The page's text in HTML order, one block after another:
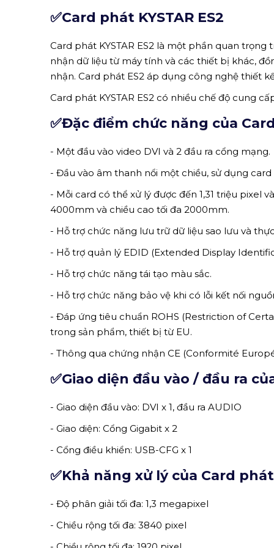
✅Card phát KYSTAR ES2
Card phát KYSTAR ES2 là một phần quan
nhận dữ liệu từ máy tính và các thiết bị khác,
nhận. Card phát ES2 áp dụng công nghệ thiết
Card phát KYSTAR ES2 có nhiều chế độ cung
✅Đặc điểm chức năng của
- Một đầu vào video DVI và 2 đầu ra cổng mạng.
- Đầu vào âm thanh nổi một chiều, sử dụng
- Mỗi card có thể xử lý được đến 1,31 triệu pixel
4000mm và chiều cao tối đa 2000mm.
- Hỗ trợ chức năng lưu trữ dữ liệu sao lưu và
- Hỗ trợ quản lý EDID (Extended Display
- Hỗ trợ chức năng tái tạo màu sắc.
- Hỗ trợ chức năng bảo vệ khi có lỗi kết nối
- Đáp ứng tiêu chuẩn ROHS (Restriction of
trong sản phẩm, thiết bị từ EU.
- Thông qua chứng nhận CE (Conformité
✅Giao diện đầu vào / đầu ra
- Giao diện đầu vào: DVI x 1, đầu ra AUDIO
- Giao diện: Cổng Gigabit x 2
- Cổng điều khiển: USB-CFG x 1
✅Khả năng xử lý của Card phát
- Độ phân giải tối đa: 1,3 megapixel
- Chiều rộng tối đa: 3840 pixel